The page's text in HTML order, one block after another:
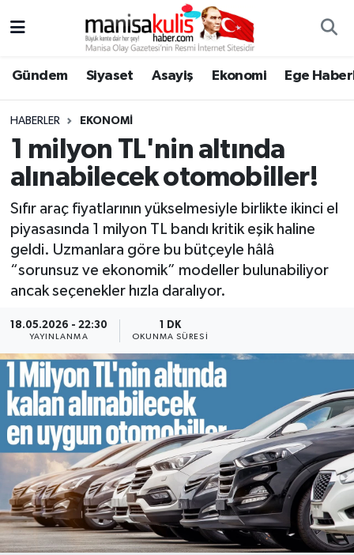
Gündem Siyaset Asayiş Ekonomi Ege
HABERLER EKONOMI
1 milyon TL'nin altında
alınabilecek otomobiller!
Sıfır araç fiyatlarının yükselmesiyle birlikte ikinci el
piyasasında 1 milyon TL bandı kritik eşik haline
geldi. Uzmanlara göre bu bütçeyle hâlâ
“sorunsuz ve ekonomik” modeller bulunabiliyor
ancak seçenekler hızla daralıyor.
18.05.2026 - 22:30
YAYINLANMA
1 DK
OKUNMA SÜRESI
Ege Haberleri
Ekonomi
Genel
Gündem
Siyaset
Spor
Türkiye
Yaşam
Yunusemre Hava Durumu
Yunusemre Trafik Yoğunluk Haritası
Süper Lig Puan Durumu ve Fikstür
Tüm Manşetler
Son Dakika Haberleri
Haber Arşivi